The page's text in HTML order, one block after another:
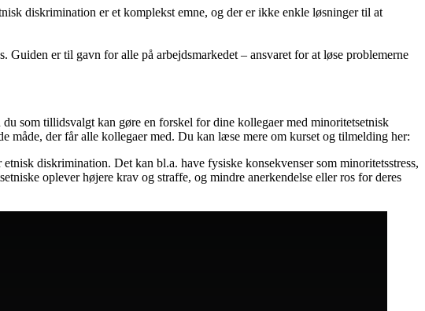
diskrimination er et komplekst emne, og der er ikke enkle løsninger til at
er til gavn for alle på arbejdsmarkedet – ansvaret for at løse problemerne
som tillidsvalgt kan gøre en forskel for dine kollegaer med minoritetsetnisk
der får alle kollegaer med. Du kan læse mere om kurset og tilmelding her:
diskrimination. Det kan bl.a. have fysiske konsekvenser som minoritetsstress,
oplever højere krav og straffe, og mindre anerkendelse eller ros for deres